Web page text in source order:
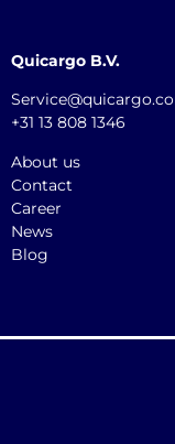
Quicargo B.V.
+31 13 808 1346
About us
Contact
Career
News
Blog